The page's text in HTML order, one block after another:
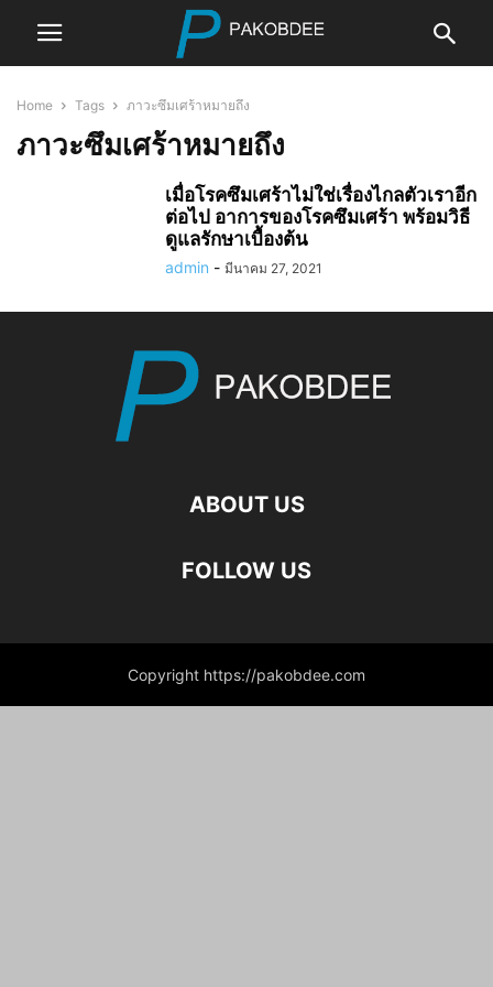
Home Tags ภาวะซึมเศร้าหมายถึง
ภาวะซึมเศร้าหมายถึง
เมื่อโรคซึมเศร้าไม่ใช่เรื่องไกลตัวเราอีก
ต่อไป อาการของโรคซึมเศร้า พร้อมวิธี
ดูแลรักษาเบื้องต้น
admin - มีนาคม 27, 2021
ABOUT US
FOLLOW US
Copyright https://pakobdee.com